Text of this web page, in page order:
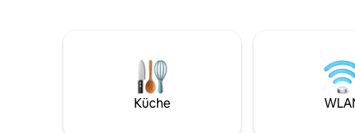
Zimmer ist so konzipiert, dass es den
Meerblick maximiert und sich mit den
rhythmischen Geräuschen der Wellen
entspannt, die nur wenige Meter
Jahr
die
Küche